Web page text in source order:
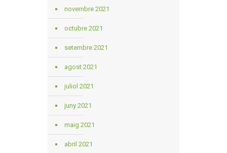
novembre 2021
octubre 2021
setembre 2021
agost 2021
juliol 2021
juny 2021
maig 2021
abril 2021